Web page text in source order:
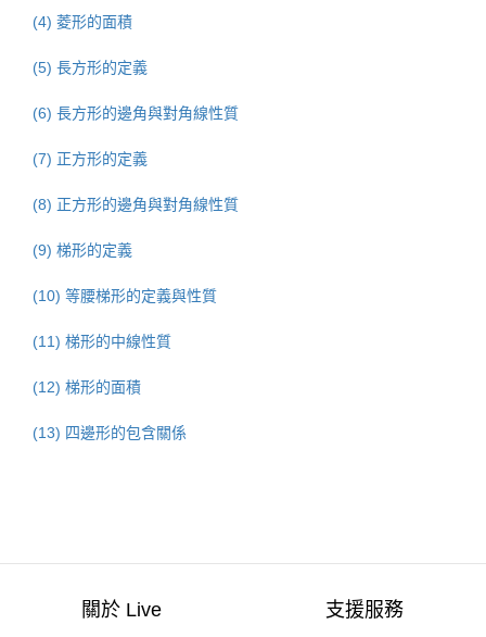
(4) 菱形的面積
(5) 長方形的定義
(6) 長方形的邊角與對角線性質
(7) 正方形的定義
(8) 正方形的邊角與對角線性質
(9) 梯形的定義
(10) 等腰梯形的定義與性質
(11) 梯形的中線性質
(12) 梯形的面積
(13) 四邊形的包含關係
關於 Live 支援服務